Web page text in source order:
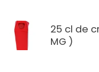
25 cl de
MG )